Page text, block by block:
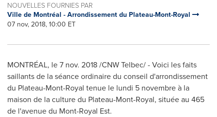
NOUVELLES FOURNIES PAR
Ville de Montréal - Arrondissement du Plateau-Mont-Royal
07 nov, 2018, 10:00 ET
MONTRÉAL, le7 nov. 2018/CNW Telbec/ - Voici les faits
saillants de la séance ordinaire du conseil d'arrondissement
du Plateau-Mont-Royal tenue le lundi 5 novembre à la
maison de la culture du Plateau-Mont-Royal, située au 465
de l'avenue du Mont-Royal Est.